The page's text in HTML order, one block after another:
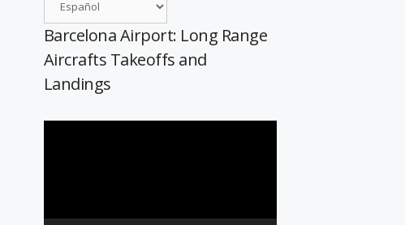
Barcelona Airport: Long Range
Aircrafts Takeoffs and
Landings